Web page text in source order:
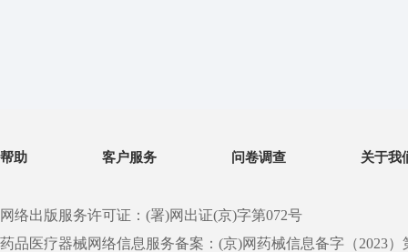
帮助 客户服务 问卷调查 关于我
网络出版服务许可证：(署)网出证(京)字第072号
药品医疗器械网络信息服务备案：(京)网药械信息备字（2023）